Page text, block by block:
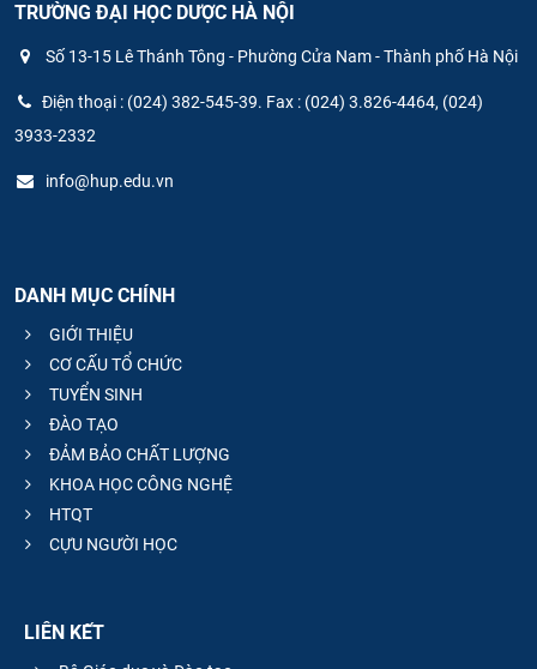
TRƯỜNG ĐẠI HỌC DƯỢC HÀ NỘI
Số 13-15 Lê Thánh Tông - Phường Cửa Nam - Thành phố Hà Nội
Điện thoại : (024) 382-545-39. Fax : (024) 3.826-4464, (024)
3933-2332
info@hup.edu.vn
DANH MỤC CHÍNH
GIỚI THIỆU
CƠ CẤU TỔ CHỨC
TUYỂN SINH
ĐÀO TẠO
ĐẢM BẢO CHẤT LƯỢNG
KHOA HỌC CÔNG NGHỆ
HTQT
CỰU NGƯỜI HỌC
LIÊN KẾT